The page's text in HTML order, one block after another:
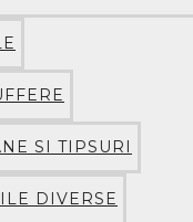
SI TIPSURI
DIVERSE